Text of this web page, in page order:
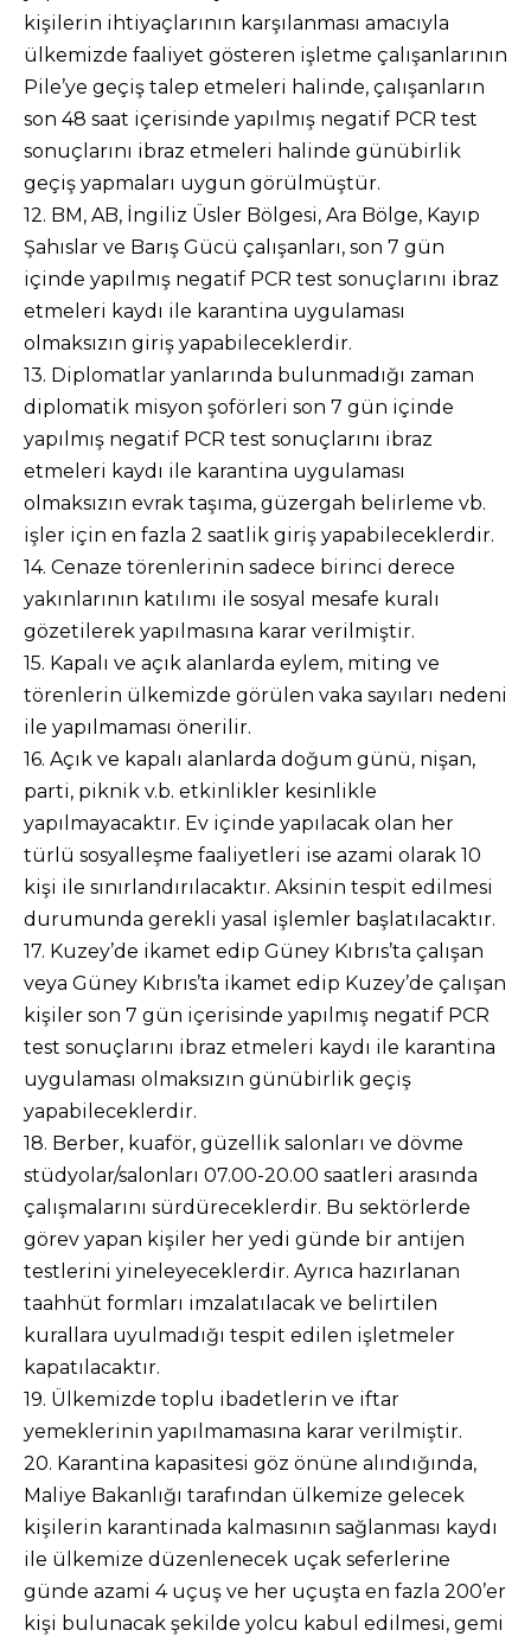
kişilerin ihtiyaçlarının karşılanması amacıyla
ülkemizde faaliyet gösteren işletme çalışanlarının
Pile’ye geçiş talep etmeleri halinde, çalışanların
son 48 saat içerisinde yapılmış negatif PCR test
sonuçlarını ibraz etmeleri halinde günübirlik
geçiş yapmaları uygun görülmüştür.
12. BM, AB, İngiliz Üsler Bölgesi, Ara Bölge, Kayıp
Şahıslar ve Barış Gücü çalışanları, son 7 gün
içinde yapılmış negatif PCR test sonuçlarını ibraz
etmeleri kaydı ile karantina uygulaması
olmaksızın giriş yapabileceklerdir.
13. Diplomatlar yanlarında bulunmadığı zaman
diplomatik misyon şoförleri son 7 gün içinde
yapılmış negatif PCR test sonuçlarını ibraz
etmeleri kaydı ile karantina uygulaması
olmaksızın evrak taşıma, güzergah belirleme vb.
işler için en fazla 2 saatlik giriş yapabileceklerdir.
14. Cenaze törenlerinin sadece birinci derece
yakınlarının katılımı ile sosyal mesafe kuralı
gözetilerek yapılmasına karar verilmiştir.
15. Kapalı ve açık alanlarda eylem, miting ve
törenlerin ülkemizde görülen vaka sayıları nedeni
ile yapılmaması önerilir.
16. Açık ve kapalı alanlarda doğum günü, nişan,
parti, piknik v.b. etkinlikler kesinlikle
yapılmayacaktır. Ev içinde yapılacak olan her
türlü sosyalleşme faaliyetleri ise azami olarak 10
kişi ile sınırlandırılacaktır. Aksinin tespit edilmesi
durumunda gerekli yasal işlemler başlatılacaktır.
17. Kuzey’de ikamet edip Güney Kıbrıs’ta çalışan
veya Güney Kıbrıs’ta ikamet edip Kuzey’de çalışan
kişiler son 7 gün içerisinde yapılmış negatif PCR
test sonuçlarını ibraz etmeleri kaydı ile karantina
uygulaması olmaksızın günübirlik geçiş
yapabileceklerdir.
18. Berber, kuaför, güzellik salonları ve dövme
stüdyolar/salonları 07.00-20.00 saatleri arasında
çalışmalarını sürdüreceklerdir. Bu sektörlerde
görev yapan kişiler her yedi günde bir antijen
testlerini yineleyeceklerdir. Ayrıca hazırlanan
taahhüt formları imzalatılacak ve belirtilen
kurallara uyulmadığı tespit edilen işletmeler
kapatılacaktır.
19. Ülkemizde toplu ibadetlerin ve iftar
yemeklerinin yapılmamasına karar verilmiştir.
20. Karantina kapasitesi göz önüne alındığında,
Maliye Bakanlığı tarafından ülkemize gelecek
kişilerin karantinada kalmasının sağlanması kaydı
ile ülkemize düzenlenecek uçak seferlerine
günde azami 4 uçuş ve her uçuşta en fazla 200’er
kişi bulunacak şekilde yolcu kabul edilmesi, gemi